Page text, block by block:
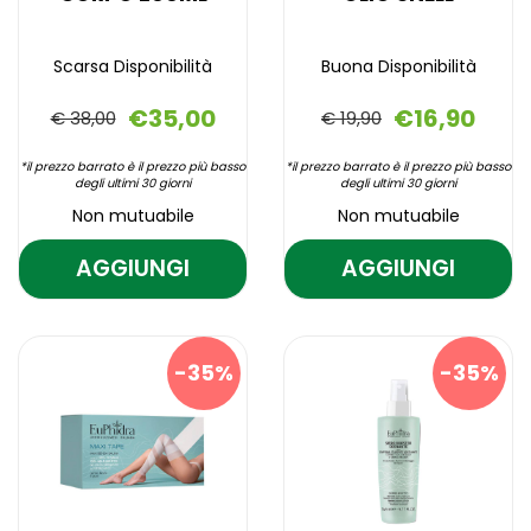
Scarsa Disponibilità
€ 38,00 €35,00
*il prezzo barrato è il prezzo più basso
degli ultimi 30 giorni
Non mutuabile
AGGIUNGIAGGIUNGI IDRASTIN
LEVIGANTE
CORPO
200ML AL
CARRELLO
LEVIGANTE
CORPO
200ML alla
wishlist
su IDRASTIN
LEVIGANTE
CORPO
200ML
Buona Disponibilità
€ 19,90 €16,90
*il prezzo barrato è il prezzo più basso
degli ultimi 30 giorni
Non mutuabile
AGGIUNGI
AGGIUNGI
ANTICELLUL
SNELL AL
CARRELLO
ANTICELLUL
OLIO
SNELL alla
wishlist
su EUPH
ANTICELLUL
OLIO
SNELL
35% 35%